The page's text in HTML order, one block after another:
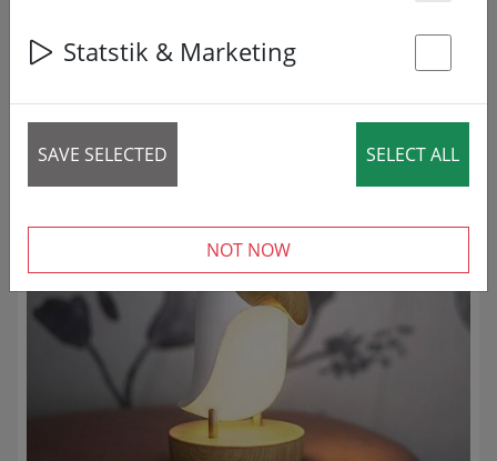
29 articles
SUMAŽINTA!
Statstik & Marketing
SAVE SELECTED SELECT ALL
NOT NOW